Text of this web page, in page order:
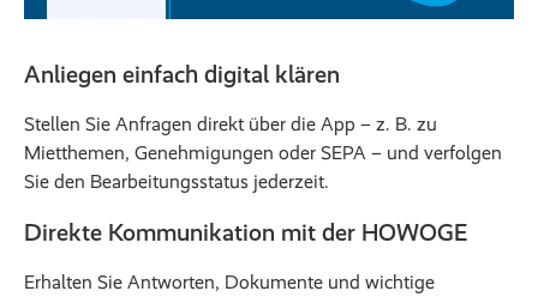
Anliegen einfach digital klären
Stellen Sie Anfragen direkt über die App – z. B. zu
Mietthemen, Genehmigungen oder SEPA – und verfolgen
Sie den Bearbeitungsstatus jederzeit.
Direkte Kommunikation mit der HOWOGE
Erhalten Sie Antworten, Dokumente und wichtige